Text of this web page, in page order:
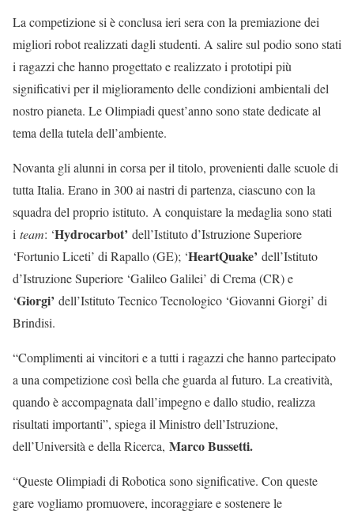
La competizione si è conclusa ieri sera con la premiazione dei
migliori robot realizzati dagli studenti. A salire sul podio sono stati
i ragazzi che hanno progettato e realizzato i prototipi più
significativi per il miglioramento delle condizioni ambientali del
nostro pianeta. Le Olimpiadi quest’anno sono state dedicate al
tema della tutela dell’ambiente.
Novanta gli alunni in corsa per il titolo, provenienti dalle scuole di
tutta Italia. Erano in 300 ai nastri di partenza, ciascuno con la
squadra del proprio istituto. A conquistare la medaglia sono stati
i team: ‘Hydrocarbot’ dell’Istituto d’Istruzione Superiore
‘Fortunio Liceti’ di Rapallo (GE); ‘HeartQuake’ dell’Istituto
d’Istruzione Superiore ‘Galileo Galilei’ di Crema (CR) e
‘Giorgi’ dell’Istituto Tecnico Tecnologico ‘Giovanni Giorgi’ di
Brindisi.
“Complimenti ai vincitori e a tutti i ragazzi che hanno partecipato
a una competizione così bella che guarda al futuro. La creatività,
quando è accompagnata dall’impegno e dallo studio, realizza
risultati importanti”, spiega il Ministro dell’Istruzione,
dell’Università e della Ricerca, Marco Bussetti.
“Queste Olimpiadi di Robotica sono significative. Con queste
gare vogliamo promuovere, incoraggiare e sostenere le